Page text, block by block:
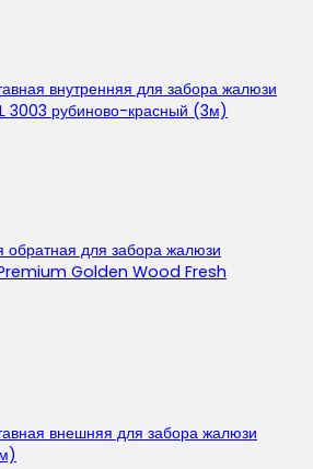
внутренняя для забора жалюзи
3003 рубиново-красный (3м)
обратная для забора жалюзи
Golden Wood Fresh
внешняя для забора жалюзи